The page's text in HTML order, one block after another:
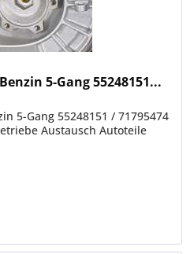
5-Gang 55248151...
5-Gang 55248151 / 71795474
Austausch Autoteile